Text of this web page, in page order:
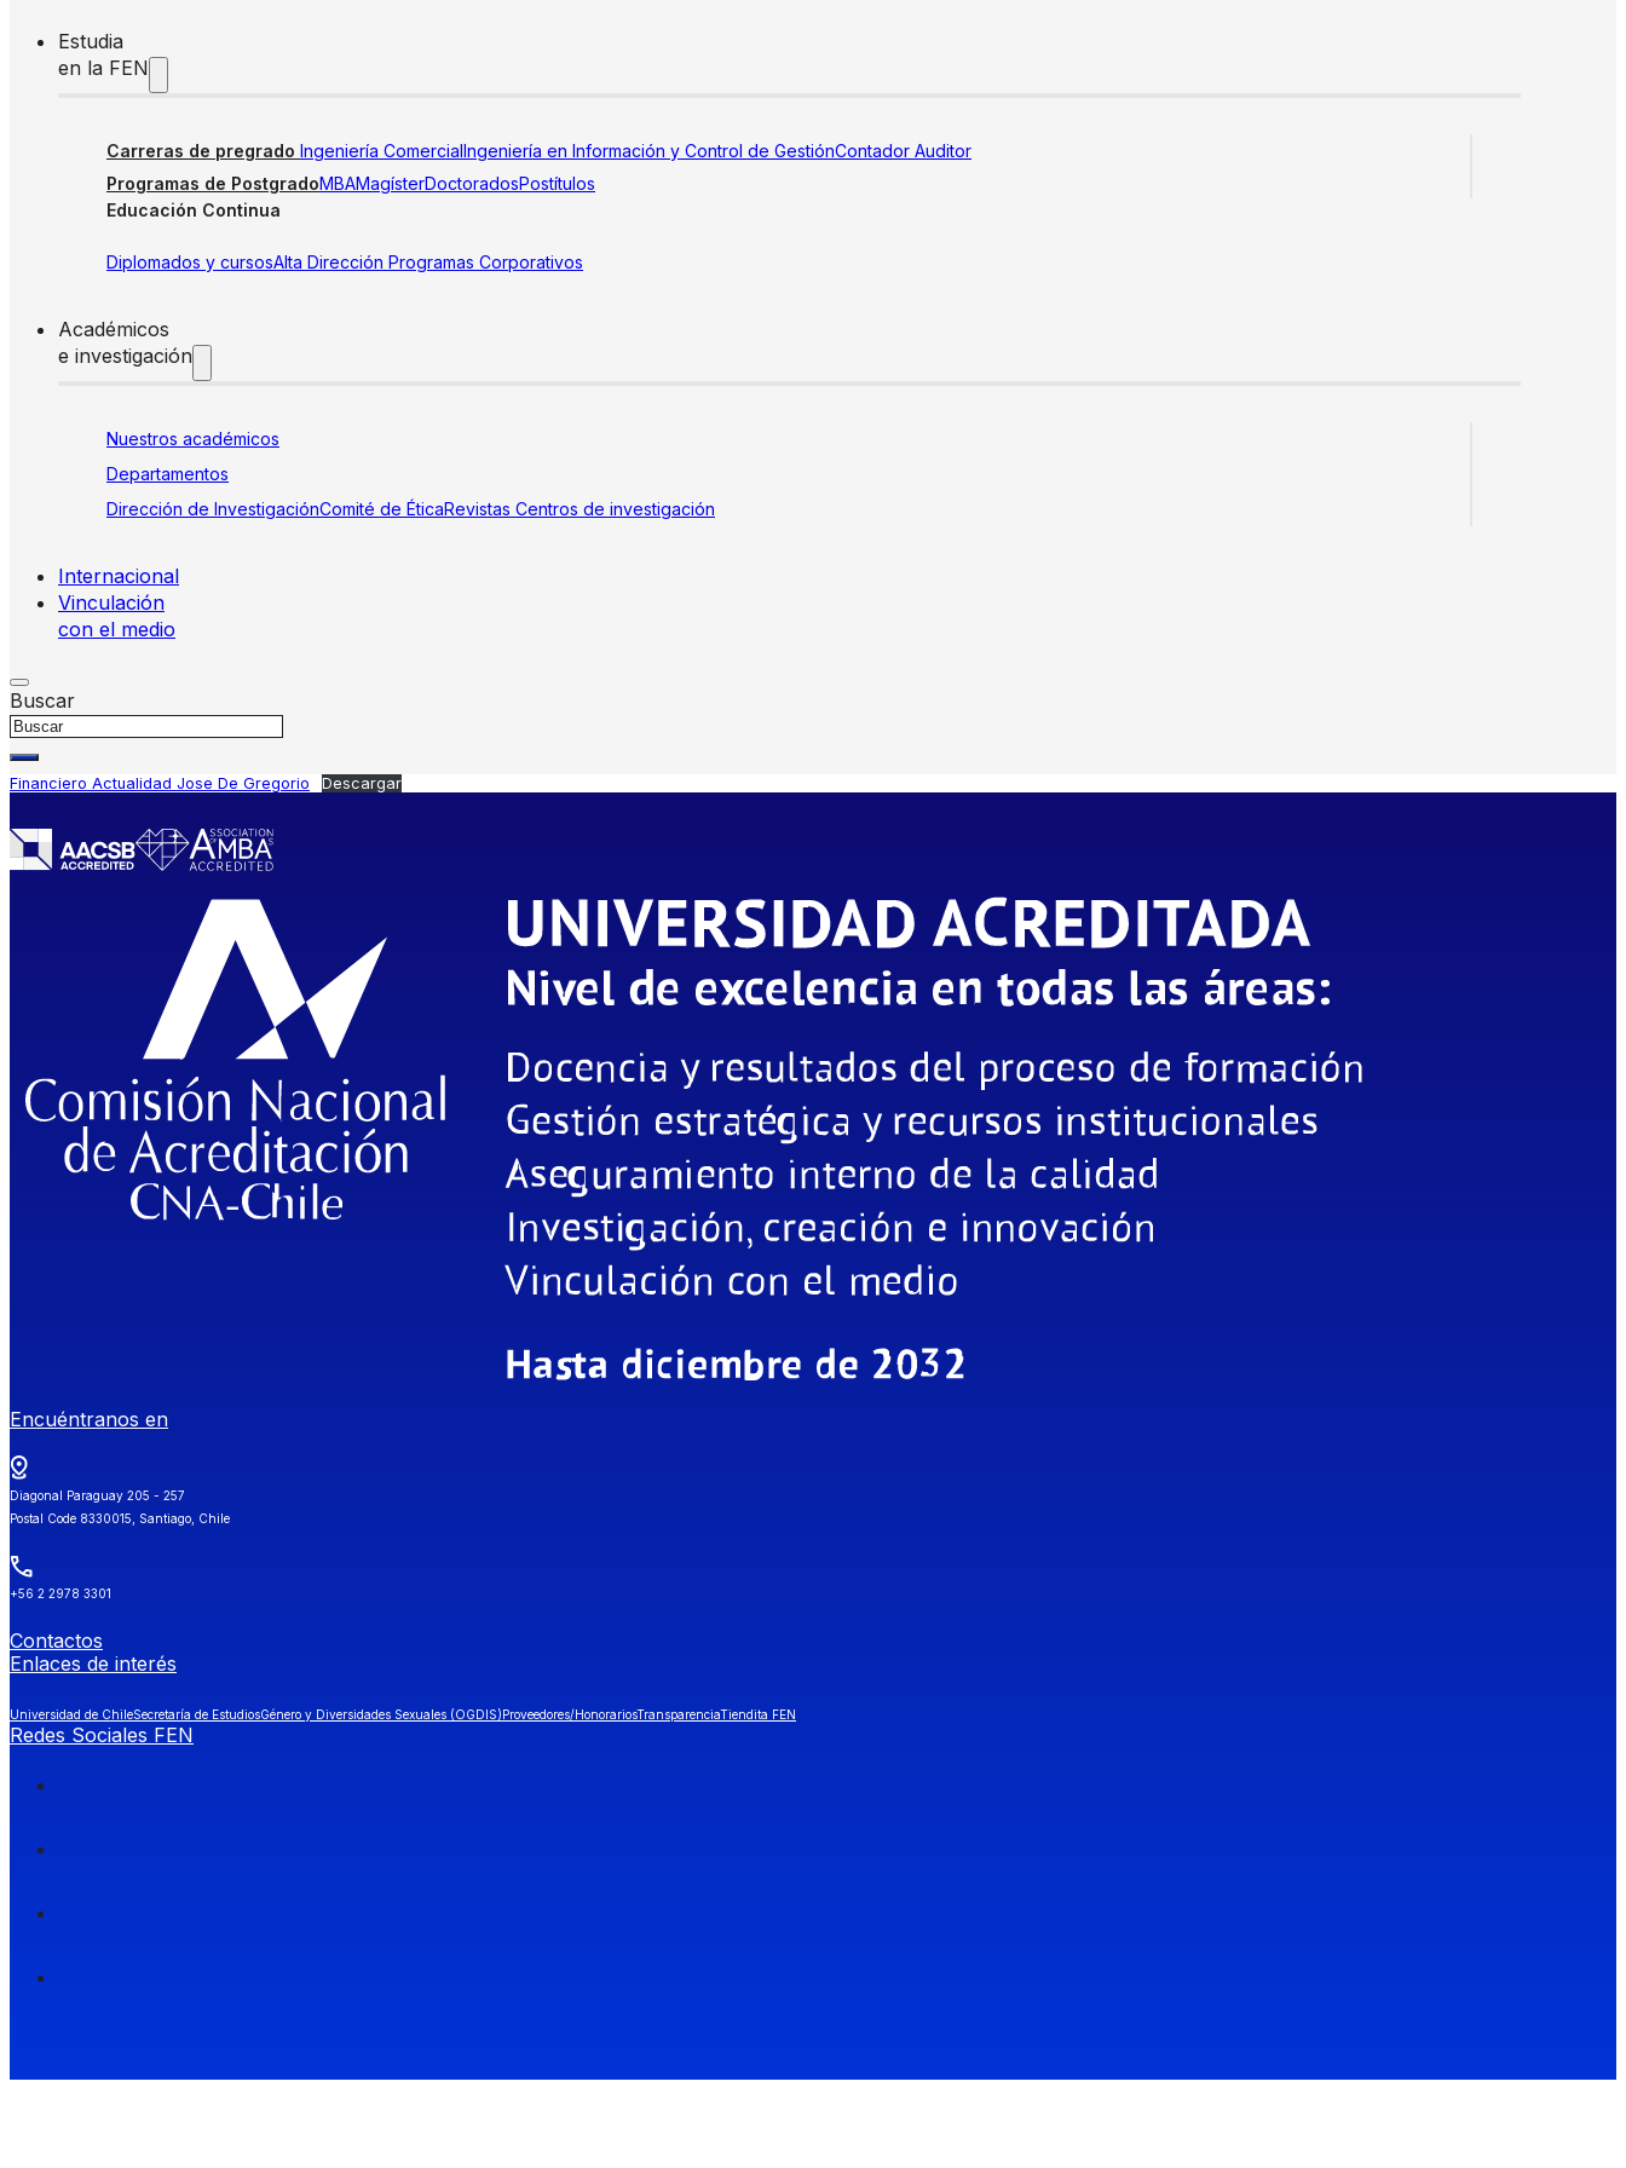
Estudia
en la FEN
Carreras de pregrado Ingeniería ComercialIngeniería en Información y Control de GestiónContador Auditor
Programas de PostgradoMBAMagísterDoctoradosPostítulos
Educación Continua
Diplomados y cursosAlta Dirección Programas Corporativos
Académicos
e investigación
Nuestros académicos
Departamentos
Dirección de InvestigaciónComité de ÉticaRevistas Centros de investigación
Internacional
Vinculación
con el medio
Buscar
Financiero Actualidad Jose De Gregorio Descargar
Encuéntranos en
Diagonal Paraguay 205 - 257
Postal Code 8330015, Santiago, Chile
+56 2 2978 3301
Contactos
Enlaces de interés
Universidad de ChileSecretaría de EstudiosGénero y Diversidades Sexuales (OGDIS)Proveedores/HonorariosTransparenciaTiendita FEN
Redes Sociales FEN